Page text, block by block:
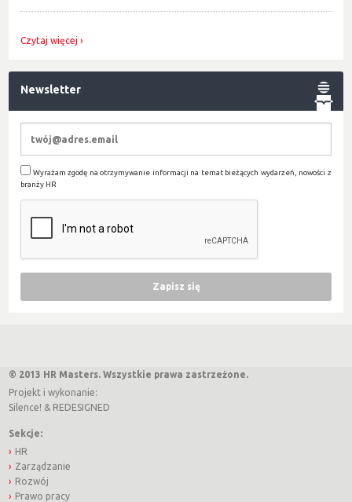
Czytaj więcej
Newsletter
Wyrażam zgodę na otrzymywanie informacji na temat bieżących wydarzeń, nowości z
branży HR
© 2013 HR Masters. Wszystkie prawa zastrzeżone.
Projekt i wykonanie:
Silence! & REDESIGNED
Sekcje:
HR
Zarządzanie
Rozwój
Prawo pracy